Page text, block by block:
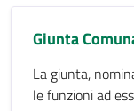
Giunta
La giunta,
le funzioni ad